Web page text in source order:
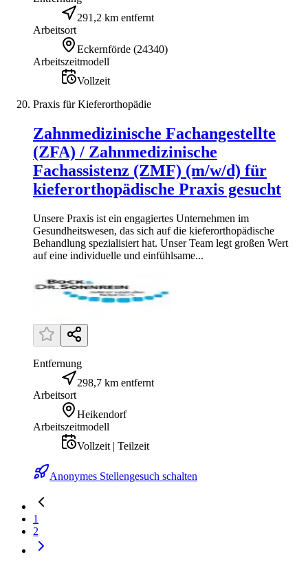
291,2 km entfernt
Arbeitsort
Eckernförde (24340)
Arbeitszeitmodell
Vollzeit
Praxis für Kieferorthopädie
Zahnmedizinische Fachangestellte
(ZFA) / Zahnmedizinische
Fachassistenz (ZMF) (m/w/d) für
kieferorthopädische Praxis gesucht
Unsere Praxis ist ein engagiertes Unternehmen im
Gesundheitswesen, das sich auf die kieferorthopädische
Behandlung spezialisiert hat. Unser Team legt großen Wert
auf eine individuelle und einfühlsame...
Entfernung
298,7 km entfernt
Arbeitsort
Heikendorf
Arbeitszeitmodell
Vollzeit | Teilzeit
Anonymes Stellengesuch schalten
1
2